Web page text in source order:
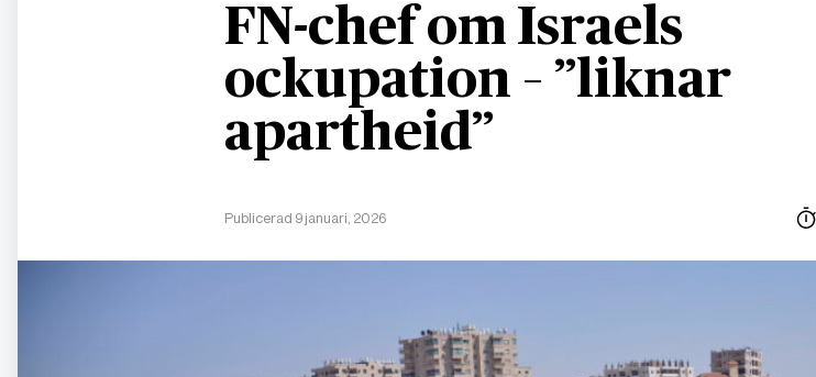
FN-chef om Israels
ockupation – ”liknar
apartheid”
Publicerad 9 januari, 2026